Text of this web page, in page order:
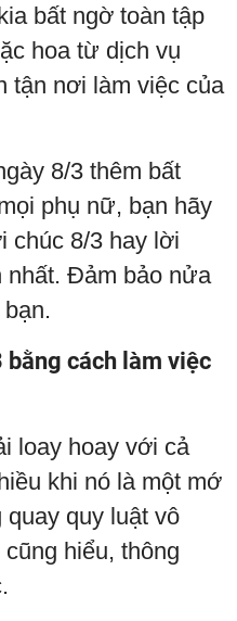
bất ngờ toàn tập
hoa từ dịch vụ
tận nơi làm việc của
8/3 thêm bất
phụ nữ, bạn hãy
chúc 8/3 hay lời
nhất. Đảm bảo nửa
cách làm việc
loay hoay với cả
khi nó là một mớ
quay quy luật vô
hiểu, thông